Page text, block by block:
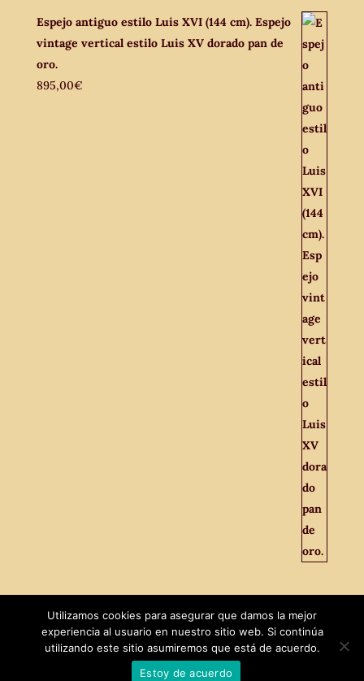
Espejo antiguo estilo Luis XVI (144 cm). Espejo
vintage vertical estilo Luis XV dorado pan de
oro.
895,00€
MaxTech| El Viejo Odeón © 2021
Utilizamos cookies para asegurar que damos la mejor
experiencia al usuario en nuestro sitio web. Si continúa
utilizando este sitio asumiremos que está de acuerdo.
Estoy de acuerdo